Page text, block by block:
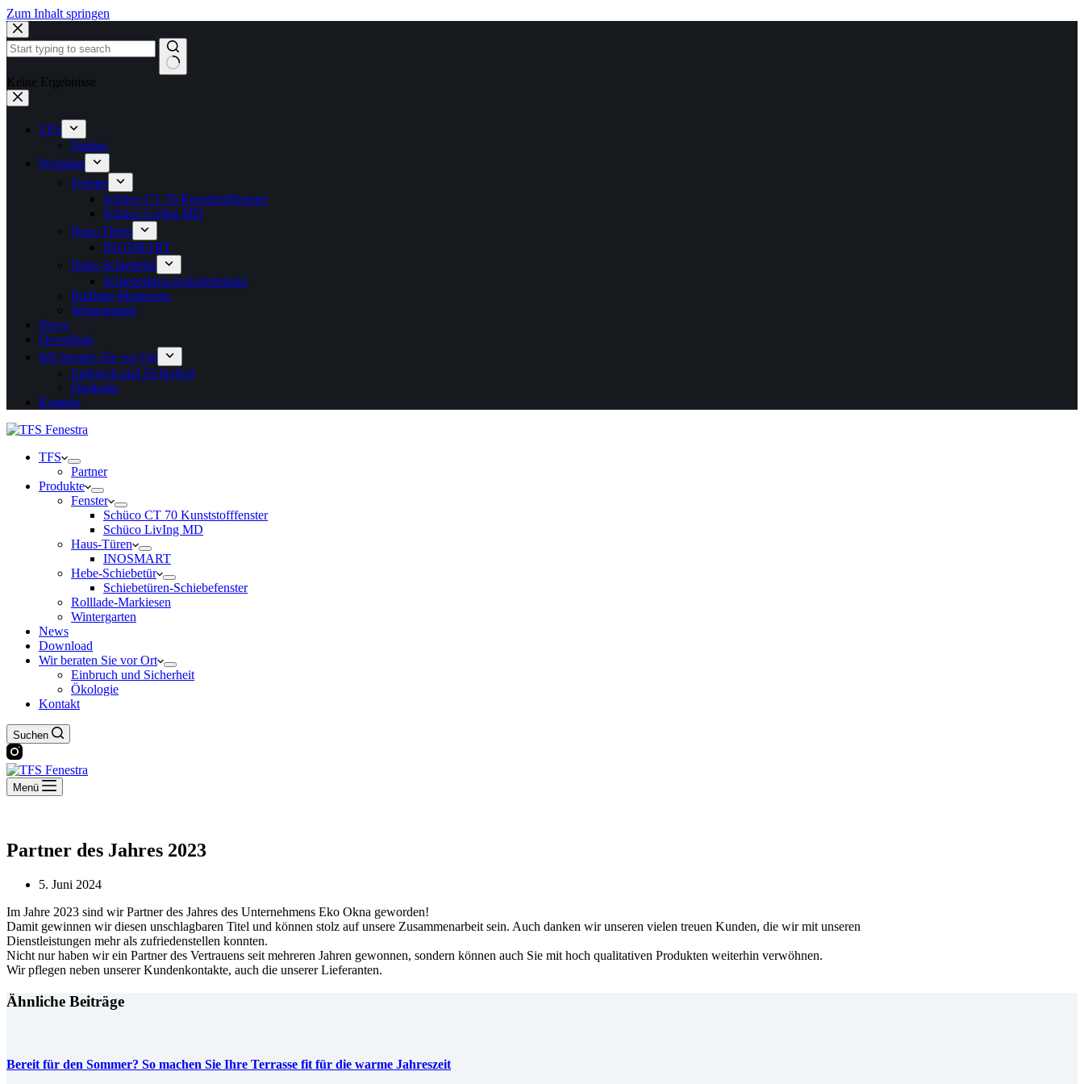
Zum Inhalt springen
Keine Ergebnisse
TFS
Partner
Produkte
Fenster
Schüco CT 70 Kunststofffenster
Schüco LivIng MD
Haus-Türen
INOSMART
Hebe-Schiebetür
Schiebetüren-Schiebefenster
Rolllade-Markiesen
Wintergarten
News
Download
Wir beraten Sie vor Ort
Einbruch und Sicherheit
Ökologie
Kontakt
TFS
Partner
Produkte
Fenster
Schüco CT 70 Kunststofffenster
Schüco LivIng MD
Haus-Türen
INOSMART
Hebe-Schiebetür
Schiebetüren-Schiebefenster
Rolllade-Markiesen
Wintergarten
News
Download
Wir beraten Sie vor Ort
Einbruch und Sicherheit
Ökologie
Kontakt
Suchen
Menü
Partner des Jahres 2023
5. Juni 2024
Im Jahre 2023 sind wir Partner des Jahres des Unternehmens Eko Okna geworden!
Damit gewinnen wir diesen unschlagbaren Titel und können stolz auf unsere Zusammenarbeit sein. Auch danken wir unseren vielen treuen Kunden, die wir mit unseren
Dienstleistungen mehr als zufriedenstellen konnten.
Nicht nur haben wir ein Partner des Vertrauens seit mehreren Jahren gewonnen, sondern können auch Sie mit hoch qualitativen Produkten weiterhin verwöhnen.
Wir pflegen neben unserer Kundenkontakte, auch die unserer Lieferanten.
Ähnliche Beiträge
Bereit für den Sommer? So machen Sie Ihre Terrasse fit für die warme Jahreszeit